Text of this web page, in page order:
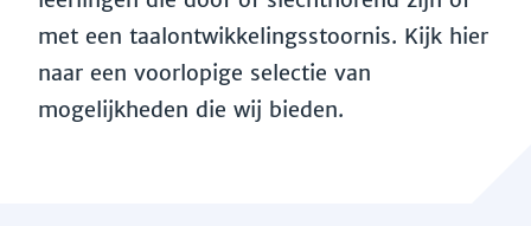
met een taalontwikkelingsstoornis. Kijk hier
naar een voorlopige selectie van
mogelijkheden die wij bieden.